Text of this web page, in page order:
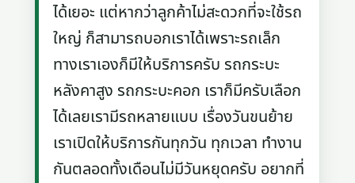
ได้เยอะ แต่หากว่าลูกค้าไม่สะดวกที่จะใช้รถ
ใหญ่ ก็สามารถบอกเราได้เพราะรถเล็ก
ทางเราเองก็มีให้บริการครับ รถกระบะ
หลังคาสูง รถกระบะคอก เราก็มีครับเลือก
ได้เลยเรามีรถหลายแบบ เรื่องวันขนย้าย
เราเปิดให้บริการกันทุกวัน ทุกเวลา ทำงาน
กันตลอดทั้งเดือนไม่มีวันหยุดครับ อยากที่